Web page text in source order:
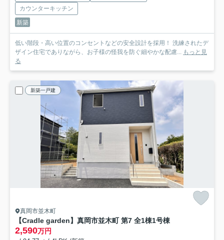
カウンターキッチン
新築
低い階段・高い位置のコンセントなどの安全設計を採用！ 洗練されたデ
ザイン住宅でありながら、お子様の怪我を防ぐ細やかな配慮... もっと見
る
新築一戸建
真岡市並木町
【Cradle garden】真岡市並木町 第7 全1棟1号棟
2,590万円